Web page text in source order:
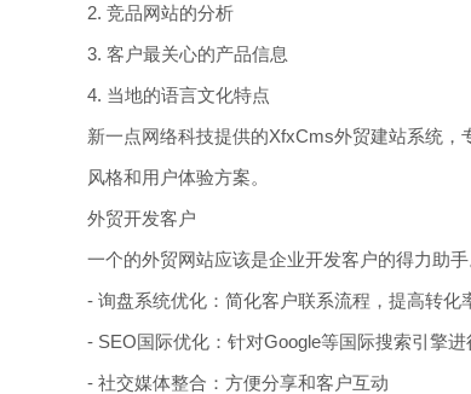
2. 竞品网站的分析
3. 客户最关心的产品信息
4. 当地的语言文化特点
新一点网络科技提供的XfxCms外贸建站系统
风格和用户体验方案。
外贸开发客户
一个的外贸网站应该是企业开发客户的得力助
- 询盘系统优化：简化客户联系流程，提高转化
- SEO国际优化：针对Google等国际搜索引擎进
- 社交媒体整合：方便分享和客户互动